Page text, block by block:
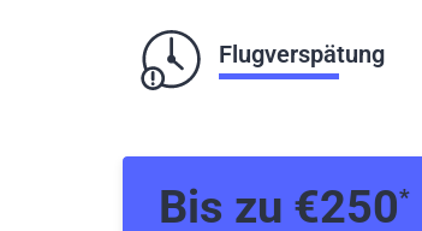
Flugverspätung
Bis zu €250*